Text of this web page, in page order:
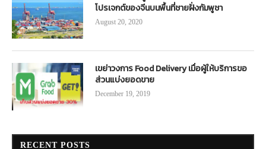
โปรเจกต์ของจีนบนพื้นที่ชายฝั่งกัมพูชา
August 20, 2020
เขย่าวงการ Food Delivery เมื่อผู้ให้บริการขอ
ส่วนแบ่งยอดขาย
December 19, 2019
RECENT POSTS